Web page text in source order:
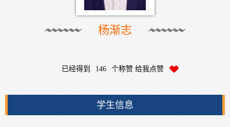
杨渐志
已经得到 146 个称赞 给我点赞
学生信息